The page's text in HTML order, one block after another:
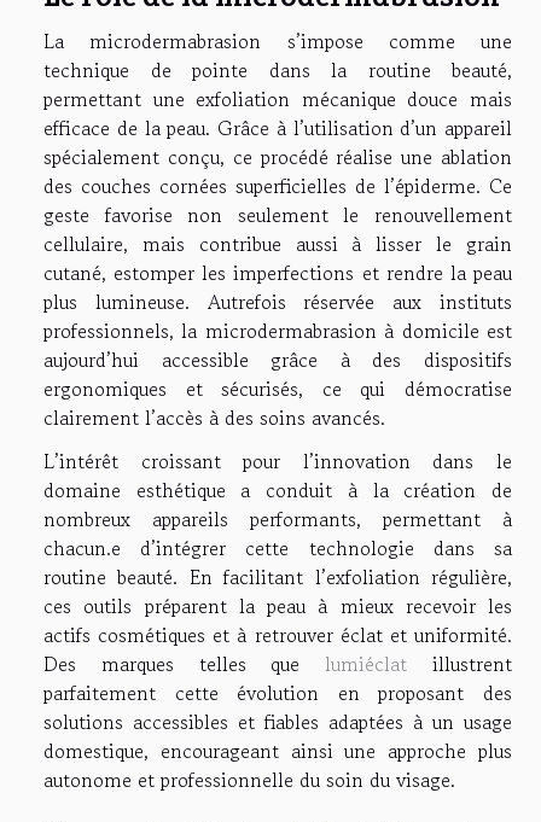
La microdermabrasion s’impose comme une
technique de pointe dans la routine beauté,
permettant une exfoliation mécanique douce mais
efficace de la peau. Grâce à l’utilisation d’un appareil
spécialement conçu, ce procédé réalise une ablation
des couches cornées superficielles de l’épiderme. Ce
geste favorise non seulement le renouvellement
cellulaire, mais contribue aussi à lisser le grain
cutané, estomper les imperfections et rendre la peau
plus lumineuse. Autrefois réservée aux instituts
professionnels, la microdermabrasion à domicile est
aujourd’hui accessible grâce à des dispositifs
ergonomiques et sécurisés, ce qui démocratise
clairement l’accès à des soins avancés.
L’intérêt croissant pour l’innovation dans le
domaine esthétique a conduit à la création de
nombreux appareils performants, permettant à
chacun.e d’intégrer cette technologie dans sa
routine beauté. En facilitant l’exfoliation régulière,
ces outils préparent la peau à mieux recevoir les
actifs cosmétiques et à retrouver éclat et uniformité.
Des marques telles quelumiéclat illustrent
parfaitement cette évolution en proposant des
solutions accessibles et fiables adaptées à un usage
domestique, encourageant ainsi une approche plus
autonome et professionnelle du soin du visage.